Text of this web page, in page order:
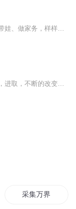
采集万界